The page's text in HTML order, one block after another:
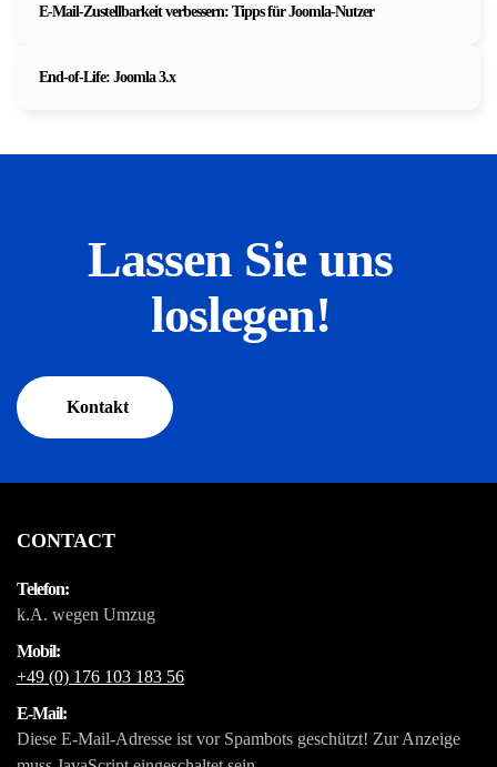
E-Mail-Zustellbarkeit verbessern: Tipps für Joomla-Nutzer
End-of-Life: Joomla 3.x
Lassen Sie uns
loslegen!
Kontakt
CONTACT
Telefon:
k.A. wegen Umzug
Mobil:
+49 (0) 176 103 183 56
E-Mail:
Diese E-Mail-Adresse ist vor Spambots geschützt! Zur Anzeige